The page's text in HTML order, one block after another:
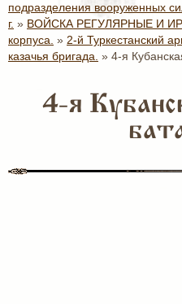
подразделения вооруженных
г. » ВОЙСКА РЕГУЛЯРНЫЕ И
корпуса. » 2-й Туркестанский
казачья бригада. » 4-я
4-я